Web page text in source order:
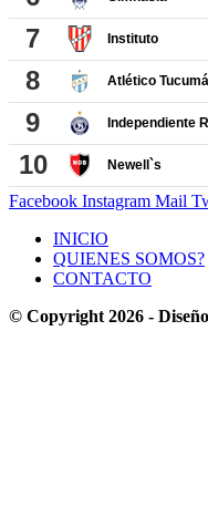
Facebook Instagram Mail
INICIO
QUIENES SOMOS?
CONTACTO
© Copyright 2026 -